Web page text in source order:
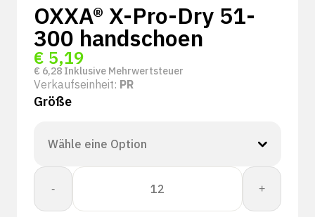
OXXA® X-Pro-Dry 51-
300 handschoen
€ 5,19
€ 6,28 Inklusive Mehrwertsteuer
Verkaufseinheit: PR
Größe
-
OXXA®
Pro-
+